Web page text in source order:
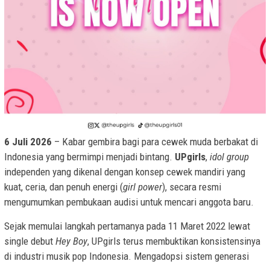
6 Juli 2026 – Kabar gembira bagi para cewek muda berbakat di
Indonesia yang bermimpi menjadi bintang. UPgirls, idol group
independen yang dikenal dengan konsep cewek mandiri yang
kuat, ceria, dan penuh energi (girl power), secara resmi
mengumumkan pembukaan audisi untuk mencari anggota baru.
Sejak memulai langkah pertamanya pada 11 Maret 2022 lewat
single debut Hey Boy, UPgirls terus membuktikan konsistensinya
di industri musik pop Indonesia. Mengadopsi sistem generasi